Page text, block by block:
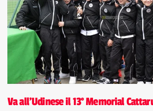
Va all'Udinese il 13° Memorial